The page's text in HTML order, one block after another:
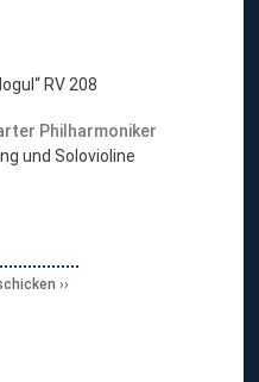
RV 208
Philharmoniker
und Solovioline